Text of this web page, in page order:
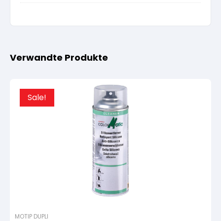
Verwandte Produkte
Sale!
MOTIP DUPLI